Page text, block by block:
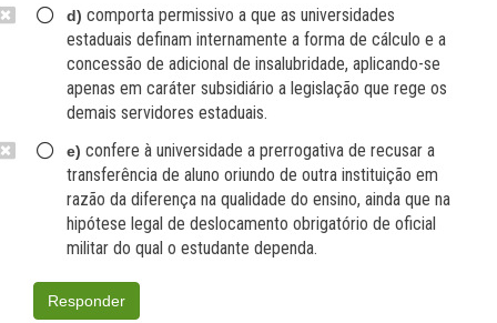
d) comporta permissivo a que as universidades
estaduais definam internamente a forma de cálculo e a
concessão de adicional de insalubridade, aplicando-se
apenas em caráter subsidiário a legislação que rege os
demais servidores estaduais.
e) confere à universidade a prerrogativa de recusar a
transferência de aluno oriundo de outra instituição em
razão da diferença na qualidade do ensino, ainda que na
hipótese legal de deslocamento obrigatório de oficial
militar do qual o estudante dependa.
Responder